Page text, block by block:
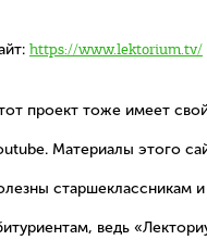
https://www.lektorium.tv/
проект тоже имеет
Материалы этого
старшеклассникам и
ведь